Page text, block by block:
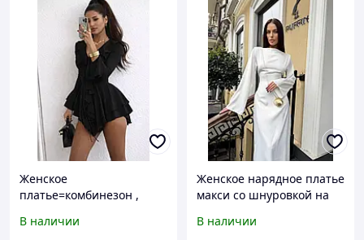
Женское
платье=комбинезон ,
Цвета: черный, белый,
В наличии
Женское нарядное платье
макси со шнуровкой на
щільний дабл шовк
В наличии